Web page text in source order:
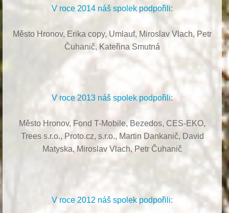
V roce 2014 náš spolek podpořili:
Město Hronov, Erika copy, Umlauf, Miroslav Vlach, Petr
Čuhanič, Kateřina Smutná
V roce 2013 náš spolek podpořili:
Město Hronov, Fond T-Mobile, Bezedos, CES-EKO,
Trees s.r.o., Proto.cz, s.r.o., Martin Dankanič, David
Matyska, Miroslav Vlach, Petr Čuhanič
V roce 2012 náš spolek podpořili: